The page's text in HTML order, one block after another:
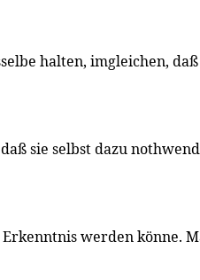
halten, imgleichen,
sie selbst dazu
werden könne.